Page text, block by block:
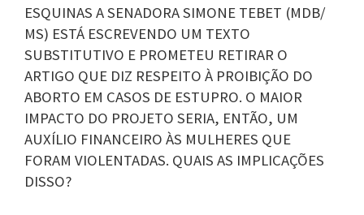
ESQUINAS A SENADORA SIMONE TEBET (MDB/
MS) ESTÁ ESCREVENDO UM TEXTO
SUBSTITUTIVO E PROMETEU RETIRAR O
ARTIGO QUE DIZ RESPEITO À PROIBIÇÃO DO
ABORTO EM CASOS DE ESTUPRO. O MAIOR
IMPACTO DO PROJETO SERIA, ENTÃO, UM
AUXÍLIO FINANCEIRO ÀS MULHERES QUE
FORAM VIOLENTADAS. QUAIS AS IMPLICAÇÕES
DISSO?